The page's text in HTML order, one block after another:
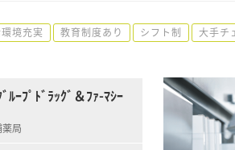
境充実 教育制度あり シフト制 大手チ
ﾙｰﾌﾟﾄﾞﾗｯｸﾞ＆ﾌｧ-ﾏｼｰ
局